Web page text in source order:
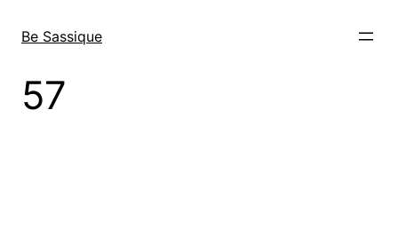
zum
wechseln
Be Sassique
57